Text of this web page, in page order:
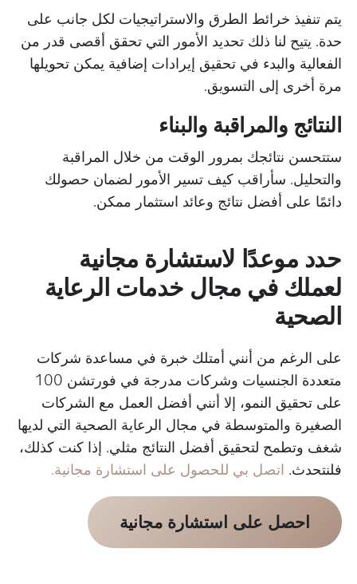
يتم تنفيذ خرائط الطرق والاستراتيجيات لكل جانب على
حدة. يتيح لنا ذلك تحديد الأمور التي تحقق أقصى قدر من
الفعالية والبدء في تحقيق إيرادات إضافية يمكن تحويلها
مرة أخرى إلى التسويق.
النتائج والمراقبة والبناء
ستتحسن نتائجك بمرور الوقت من خلال المراقبة
والتحليل. سأراقب كيف تسير الأمور لضمان حصولك
دائمًا على أفضل نتائج وعائد استثمار ممكن.
حدد موعدًا لاستشارة مجانية
لعملك في مجال خدمات الرعاية
الصحية
على الرغم من أنني أمتلك خبرة في مساعدة شركات
متعددة الجنسيات وشركات مدرجة في فورتشن 100
على تحقيق النمو، إلا أنني أفضل العمل مع الشركات
الصغيرة والمتوسطة في مجال الرعاية الصحية التي لديها
شغف وتطمح لتحقيق أفضل النتائج مثلي. إذا كنت كذلك،
فلنتحدث. اتصل بي للحصول على استشارة مجانية.
احصل على استشارة مجانية